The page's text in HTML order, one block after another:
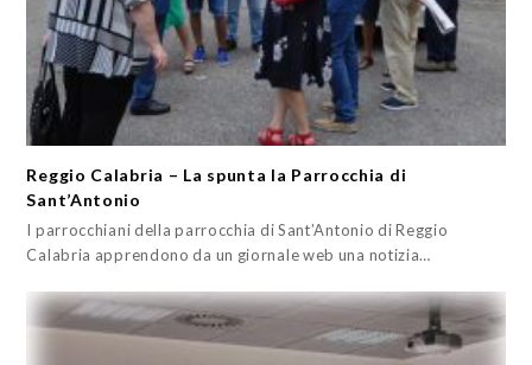
Reggio Calabria – La spunta la Parrocchia di
Sant’Antonio
I parrocchiani della parrocchia di Sant’Antonio di Reggio
Calabria apprendono da un giornale web una notizia…